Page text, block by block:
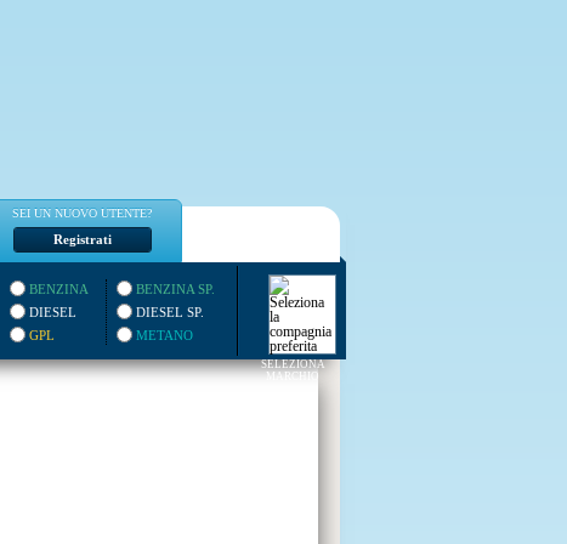
SEI UN NUOVO UTENTE?
Registrati
BENZINA
DIESEL
GPL
BENZINA SP.
DIESEL SP.
METANO
SELEZIONA
MARCHIO